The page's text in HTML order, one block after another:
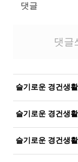
댓글
댓글
슬기로운 경건생
슬기로운 경건생
슬기로운 경건생